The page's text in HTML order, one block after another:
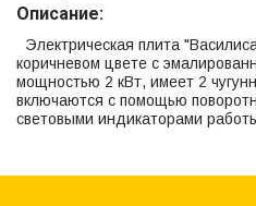
Описание:
Электрическая плита
коричневом цвете с
мощностью 2 кВт, имеет 2
включаются с помощью
световыми индикаторами